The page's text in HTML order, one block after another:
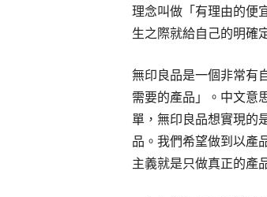
理念叫做「有理由的便
生之際就給自己的明確
無印良品是一個非常有
需要的產品」。中文意
單，無印良品想實現的
品。我們希望做到以產
主義就是只做真正的產